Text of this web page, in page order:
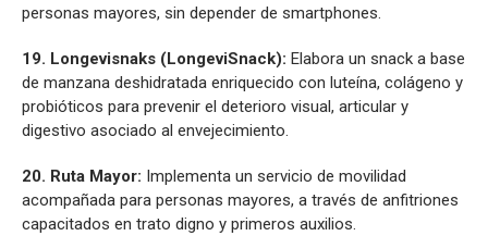
personas mayores, sin depender de smartphones.
19. Longevisnaks (LongeviSnack): Elabora un snack a base
de manzana deshidratada enriquecido con luteína, colágeno y
probióticos para prevenir el deterioro visual, articular y
digestivo asociado al envejecimiento.
20. Ruta Mayor: Implementa un servicio de movilidad
acompañada para personas mayores, a través de anfitriones
capacitados en trato digno y primeros auxilios.